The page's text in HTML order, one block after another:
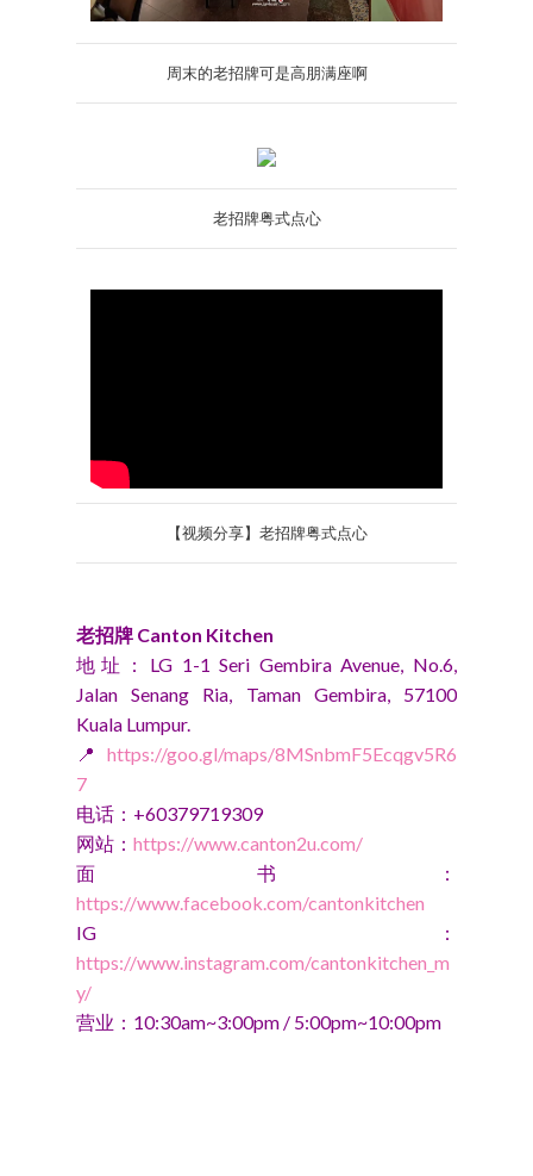
周末的老招牌可是高朋满座啊
老招牌粤式点心
【视频分享】老招牌粤式点心
老招牌 Canton Kitchen
地址：LG 1-1 Seri Gembira Avenue, No.6,
Jalan Senang Ria, Taman Gembira, 57100
Kuala Lumpur.
📍 https://goo.gl/maps/8MSnbmF5Ecqgv5R6
7
电话：+60379719309
网站： https://www.canton2u.com/
面书：
https://www.facebook.com/cantonkitchen
IG：
https://www.instagram.com/cantonkitchen_m
y/
营业：10:30am~3:00pm / 5:00pm~10:00pm